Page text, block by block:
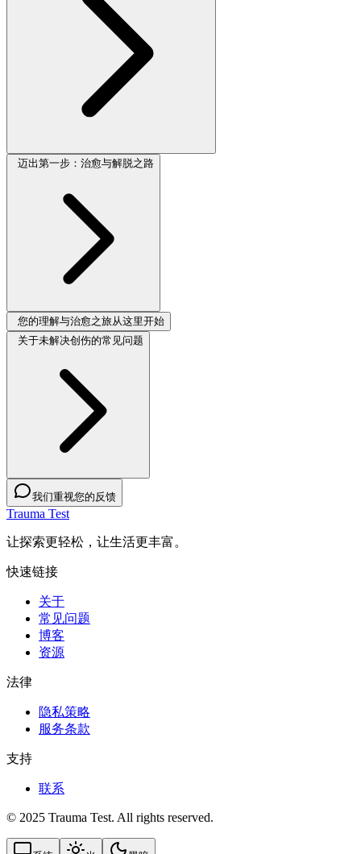
迈出第一步：治愈与解脱之路
您的理解与治愈之旅从这里开始
关于未解决创伤的常见问题
我们重视您的反馈
Trauma Test
让探索更轻松，让生活更丰富。
快速链接
关于
常见问题
博客
资源
法律
隐私策略
服务条款
支持
联系
© 2025 Trauma Test. All rights reserved.